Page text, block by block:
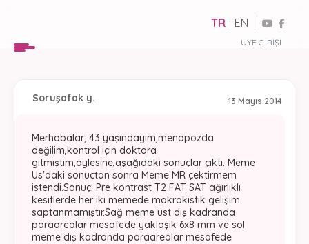
ÜYE GIRIŞI
TR | EN
13 Mayıs 2014
Soruşafak y.
Merhabalar; 43 yaşındayım,menapozda
değilim,kontrol için doktora
gitmiştim,öylesine,aşağıdaki sonuçlar çıktı: Meme
Us'daki sonuçtan sonra Meme MR çektirmem
istendi.Sonuç: Pre kontrast T2 FAT SAT ağırlıklı
kesitlerde her iki memede makrokistik gelişim
saptanmamıştır.Sağ meme üst dış kadranda
paraareolar mesafede yaklaşık 6x8 mm ve sol
meme dış kadranda paraareolar mesafede